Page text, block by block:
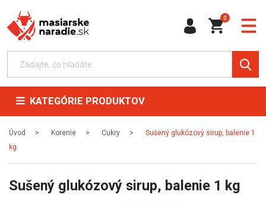
0
KATEGÓRIE PRODUKTOV
Úvod Korenie Cukry
Sušený glukózový sirup, balenie 1
kg
Sušený glukózový sirup, balenie 1 kg